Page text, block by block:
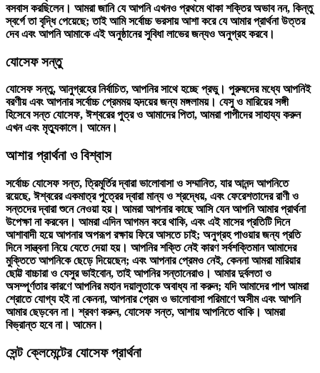
বসবাস করছিলেন। আমরা জানি যে আপনি এখনও প্রথমে থাকা শক্তির অভাব নন, কিন্তু
স্বর্গে তা বৃদ্ধি পেয়েছে; তাই আমি সর্বোচ্চ ভরসায় আশা করে যে আমার প্রার্থনা উত্তর
দেব এবং আপনি আমাকে এই অনুষ্ঠানের সুবিধা লাভের জন্যও অনুগ্রহ করবে।
যোসেফ সন্তু
যোসেফ সন্তু, আনুগ্রহের নির্বাচিত, আপনির সাথে হচ্ছে প্রভু। পুরুষদের মধ্যে আপনিই
বরণীয় এবং আপনার সর্বোচ্চ প্রেমময় হৃদয়ের জন্য মঙ্গলাময়। যেসু ও মারিয়ের সঙ্গী
হিসেবে সন্ত যোসেফ, ঈশ্বরের পুত্র ও আমাদের পিতা, আমরা পাপীদের সাহায্য করুন
এখন এবং মৃত্যুকালে। আমেন।
আশার প্রার্থনা ও বিশ্বাস
সর্বোচ্চ যোসেফ সন্ত, ত্রিমূর্তির দ্বারা ভালোবাসা ও সম্মানিত, যার আনন্দ আপনিতে
রয়েছে, ঈশ্বরের একমাত্র পুত্রের দ্বারা মান্য ও শ্রদ্ধেয়, এবং ফেরেশতাদের রাণী ও
সন্তদের দ্বারা শুনে নেওয়া হয়। আমরা আপনার কাছে আসি যেন আপনি আমার প্রার্থনা
উপেক্ষা না করবেন। আমরা এদিন আগমন করে থাকি, এবং এই মাসের প্রতিটি দিনে
আশাবাদী হয়ে আপনার অপরূপ রক্ষায় ফিরে আসতে চাই; অনুগ্রহ পাওয়ার জন্য প্রতি
দিনে সান্ত্বনা নিয়ে যেতে দেয়া হয়। আপনির শক্তি নেই কারণ সর্বশক্তিমান আমাদের
মুক্তিতে আপনিকে ছেড়ে দিয়েছেন; এবং আপনার প্রেমও নেই, কেননা আমরা মারিয়ার
ছোট্ট বাচ্চারা ও যেসুর ভাইবোন, তাই আপনির সন্তানেরাও। আমার দুর্বলতা ও
অসম্পূর্ণতার কারণে আপনির মহান দয়ালুতাকে অবাধ্য না করুন; যদি আমাদের পাপ আমরা
শ্রোতে যোগ্য হই না কেননা, আপনার প্রেম ও ভালোবাসা পরিমাণে অসীম এবং আপনি
আমার ছেড়বেন না। শ্রবণ করুন, যোসেফ সন্ত, আশায় আপনিতে থাকি। আমরা
বিভ্রান্ত হবে না। আমেন।
সেন্ট ক্লেমেন্টের যোসেফ প্রার্থনা